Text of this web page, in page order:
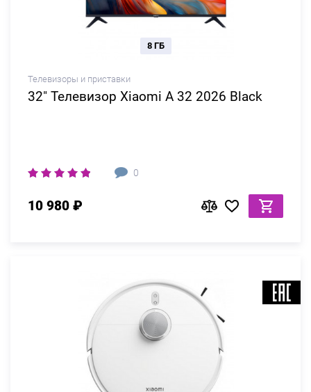
Телевизоры и приставки
32" Телевизор Xiaomi A 32 2026 Black
0
8 ГБ
10 980 ₽